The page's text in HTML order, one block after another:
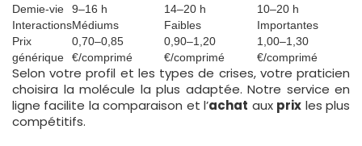
Demie-vie
9–16 h 14–20 h
10–20 h
InteractionsMédiums Faibles
Importantes
Prix
générique
0,70–0,85
€/comprimé
0,90–1,20
€/comprimé
1,00–1,30
€/comprimé
Selon votre profil et les types de crises, votre praticien
choisira la molécule la plus adaptée. Notre service en
ligne facilite la comparaison et l’achat aux prix les plus
compétitifs.